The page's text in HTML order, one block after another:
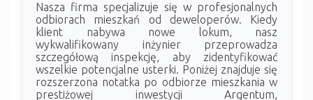
Nasza firma specjalizuje się w profesjonalnych
odbiorach mieszkań od deweloperów. Kiedy
klient nabywa nowe lokum, nasz
wykwalifikowany inżynier przeprowadza
szczegółową inspekcję, aby zidentyfikować
wszelkie potencjalne usterki. Poniżej znajduje się
rozszerzona notatka po odbiorze mieszkania w
prestiżowej inwestycji Argentum,